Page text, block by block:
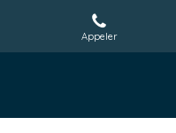
Appeler